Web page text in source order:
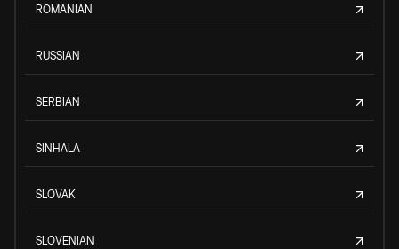
ROMANIAN
RUSSIAN
SERBIAN
SINHALA
SLOVAK
SLOVENIAN